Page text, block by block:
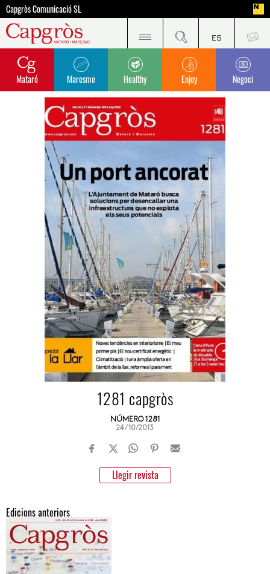
Capgròs Comunicació SL
Mataró Maresme Healthy Enjoy Negoci
1281 capgròs
NÚMERO 1281
24/10/2013
Llegir revista
Edicions anteriors